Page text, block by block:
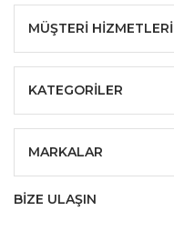
MÜŞTERİ HİZMETLERİ
KATEGORİLER
MARKALAR
BİZE ULAŞIN